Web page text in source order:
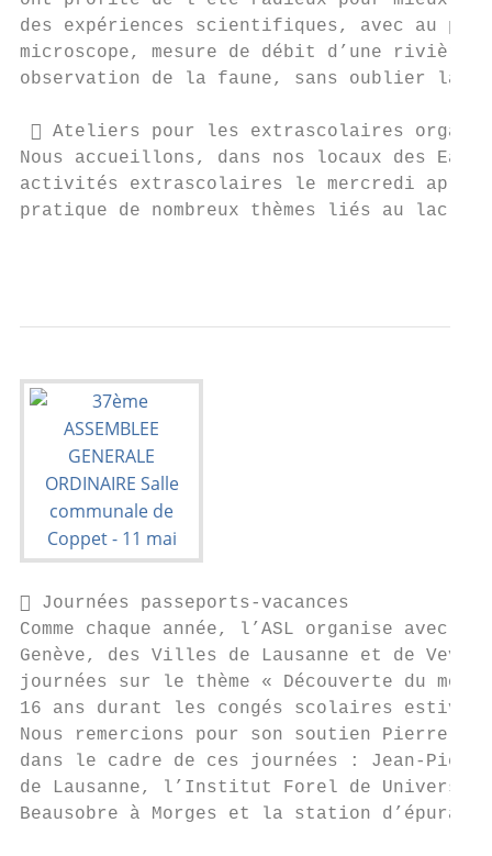
des expériences scientifiques, avec au
microscope, mesure de débit d’une rivière,
observation de la faune, sans oublier la
 Ateliers pour les extrascolaires
Nous accueillons, dans nos locaux des
activités extrascolaires le mercredi
pratique de nombreux thèmes liés au lac
 Journées passeports-vacances
Comme chaque année, l’ASL organise
Genève, des Villes de Lausanne et de
journées sur le thème « Découverte du
16 ans durant les congés scolaires
Nous remercions pour son soutien Pierre-
dans le cadre de ces journées : Jean-
de Lausanne, l’Institut Forel de
Beausobre à Morges et la station